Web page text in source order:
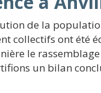
de la
collectifs ont été
le
un bilan